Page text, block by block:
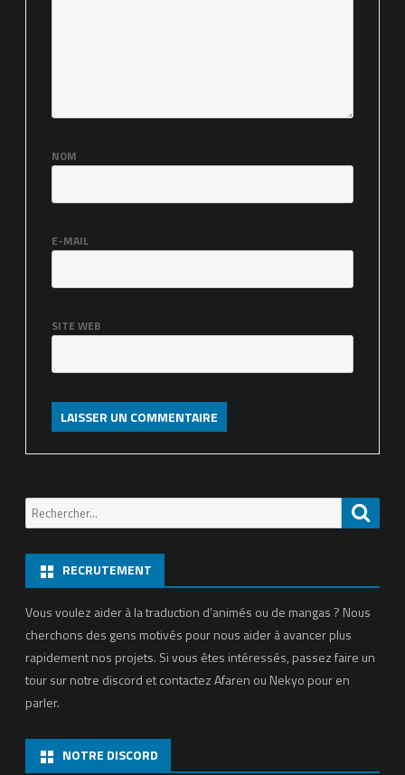
NOM
E-MAIL
SITE WEB
Recherche
pour:
RECRUTEMENT
Vous voulez aider à la traduction d’animés ou de mangas ? Nous
cherchons des gens motivés pour nous aider à avancer plus
rapidement nos projets. Si vous êtes intéressés, passez faire un
tour sur notre discord et contactez Afaren ou Nekyo pour en
parler.
NOTRE DISCORD